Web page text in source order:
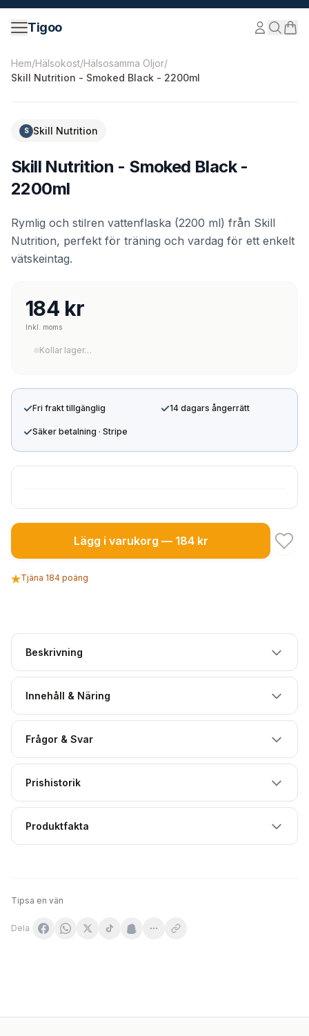
Hoppa till innehåll
Tigoo
©2026Nutri Nordic AB.Alla rättigheter förbehållna.
Hem/Hälsokost/Hälsosamma Oljor/
Skill Nutrition - Smoked Black - 2200ml
S Skill Nutrition
Skill Nutrition - Smoked Black -
2200ml
Rymlig och stilren vattenflaska (2200 ml) från Skill
Nutrition, perfekt för träning och vardag för ett enkelt
vätskeintag.
184 kr
Inkl. moms
Kollar lager…
✓Fri frakt tillgänglig ✓14 dagars ångerrätt
✓Säker betalning · Stripe
Lägg i varukorg — 184 kr
Tjäna 184 poäng
Beskrivning
Innehåll & Näring
Frågor & Svar
Prishistorik
Produktfakta
Tipsa en vän
Dela